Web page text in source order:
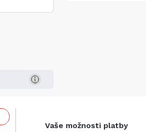
Vaše možnosti platby